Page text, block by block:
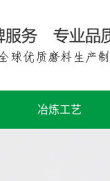
冶炼工艺